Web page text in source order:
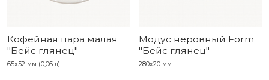
Кофейная пара малая
"Бейс глянец"
65х52 мм (0,06 л)
Модус неровный Form
"Бейс глянец"
280х20 мм